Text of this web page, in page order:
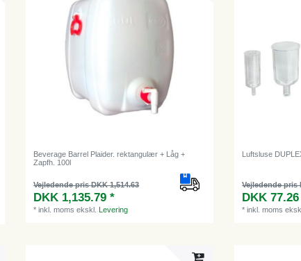
Beverage Barrel Plaider. rektangulær + Låg +
Zapfh. 100l
Vejledende pris DKK 1,514.63
DKK 1,135.79 *
*inkl. moms ekskl.Levering
Luftsluse
Vejledende pris
DKK
*inkl. moms